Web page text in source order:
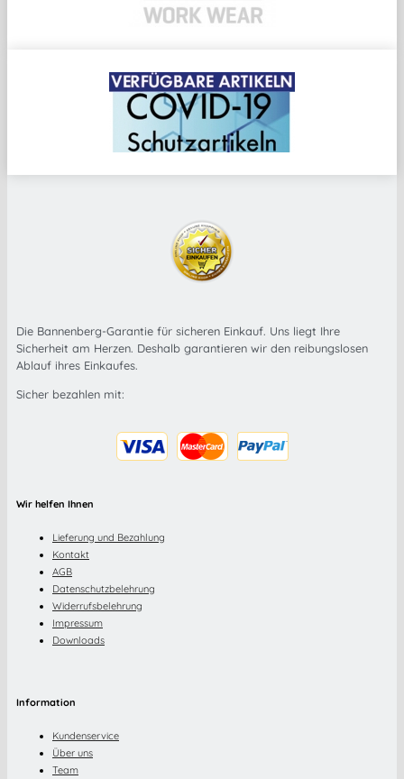
Die Bannenberg-Garantie für sicheren Einkauf. Uns liegt Ihre
Sicherheit am Herzen. Deshalb garantieren wir den reibungslosen
Ablauf ihres Einkaufes.
Sicher bezahlen mit:
Wir helfen Ihnen
Lieferung und Bezahlung
Kontakt
AGB
Datenschutzbelehrung
Widerrufsbelehrung
Impressum
Downloads
Information
Kundenservice
Über uns
Team